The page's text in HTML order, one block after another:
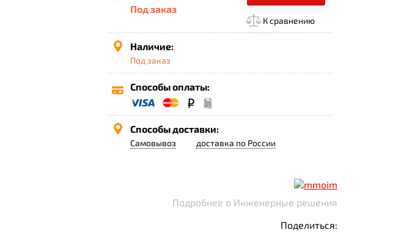
Под заказ
К сравнению
Наличие:
Под заказ
Способы оплаты:
Способы доставки:
Самовывоз доставка по России
Подробнее о Инженерные решения
Поделиться: